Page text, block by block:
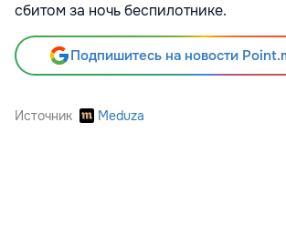
сбитом за ночь беспилотнике.
Подпишитесь на новости
Источник Meduza